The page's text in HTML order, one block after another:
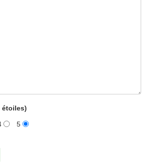
étoiles)
5